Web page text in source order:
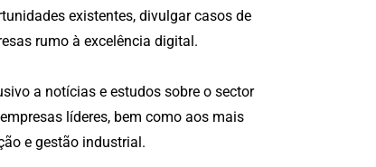
existentes, divulgar casos de
rumo à excelência digital.
a notícias e estudos sobre o sector
líderes, bem como aos mais
e gestão industrial.